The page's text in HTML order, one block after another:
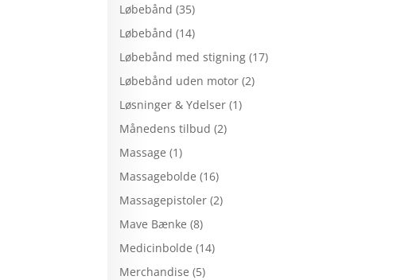
Løbebånd (35)
Løbebånd (14)
Løbebånd med stigning (17)
Løbebånd uden motor (2)
Løsninger & Ydelser (1)
Månedens tilbud (2)
Massage (1)
Massagebolde (16)
Massagepistoler (2)
Mave Bænke (8)
Medicinbolde (14)
Merchandise (5)